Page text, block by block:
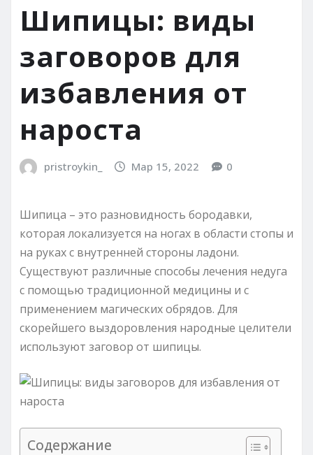
Шипицы: виды
заговоров для
избавления от
нароста
pristroykin_ Мар 15, 2022 0
Шипица – это разновидность бородавки,
которая локализуется на ногах в области стопы и
на руках с внутренней стороны ладони.
Существуют различные способы лечения недуга
с помощью традиционной медицины и с
применением магических обрядов. Для
скорейшего выздоровления народные целители
используют заговор от шипицы.
Содержание